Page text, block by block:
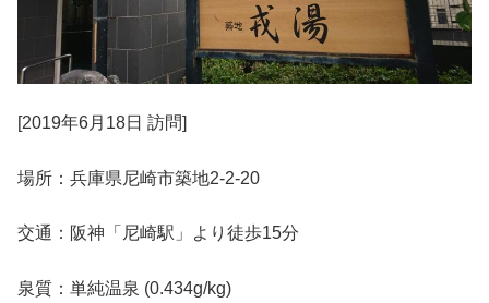
[2019年6月18日 訪問]
場所：兵庫県尼崎市築地2-2-20
交通：阪神「尼崎駅」より徒歩15分
泉質：単純温泉 (0.434g/kg)